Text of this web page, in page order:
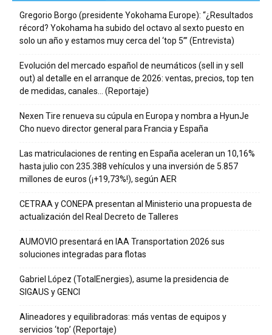
Gregorio Borgo (presidente Yokohama Europe): “¿Resultados
récord? Yokohama ha subido del octavo al sexto puesto en
solo un año y estamos muy cerca del ‘top 5’” (Entrevista)
Evolución del mercado español de neumáticos (sell in y sell
out) al detalle en el arranque de 2026: ventas, precios, top ten
de medidas, canales… (Reportaje)
Nexen Tire renueva su cúpula en Europa y nombra a HyunJe
Cho nuevo director general para Francia y España
Las matriculaciones de renting en España aceleran un 10,16%
hasta julio con 235.388 vehículos y una inversión de 5.857
millones de euros (¡+19,73%!), según AER
CETRAA y CONEPA presentan al Ministerio una propuesta de
actualización del Real Decreto de Talleres
AUMOVIO presentará en IAA Transportation 2026 sus
soluciones integradas para flotas
Gabriel López (TotalEnergies), asume la presidencia de
SIGAUS y GENCI
Alineadores y equilibradoras: más ventas de equipos y
servicios ‘top’ (Reportaje)